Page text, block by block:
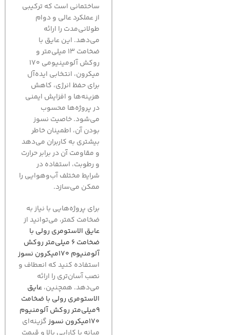
ساختمانی است که ترکیبی
از عملکرد عالی و دوام
طولانی‌مدت را ارائه
می‌دهد. این عایق با
ضخامت 13 میلی‌متر و
روکش آلومینیومی 170
میکرون، انتخابی ایده‌آل
برای حفظ انرژی، کاهش
هزینه‌ها و افزایش ایمنی
در پروژه‌ها محسوب
می‌شود. خاصیت نسوز
بودن آن، اطمینان خاطر
بیشتری به کاربران می‌دهد
و مقاومت آن در برابر حرارت
و رطوبت، استفاده در
شرایط مختلف آب‌وهوایی را
ممکن می‌سازد.
برای پروژه‌هایی با نیاز به
ضخامت کمتر، می‌توانید از
عایق الاستومری رولی با
ضخامت 6 میلی‌متر روکش
آلومنیوم 170میکرون نسوز
استفاده کنید که انعطاف و
نصب آسان‌تری را ارائه
می‌دهد. همچنین،عایق
الاستومری رولی با ضخامت
9میلی‌متر روکش آلومنیوم
170میکرون نسوز
گزینه‌ای